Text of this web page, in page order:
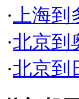
· 上海
·北京到
·北京到